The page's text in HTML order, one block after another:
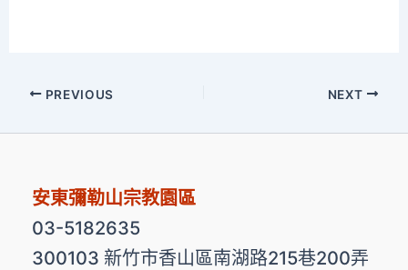
PREVIOUS NEXT
安東彌勒山宗教園區
03-5182635
300103 新竹市香山區南湖路215巷200弄